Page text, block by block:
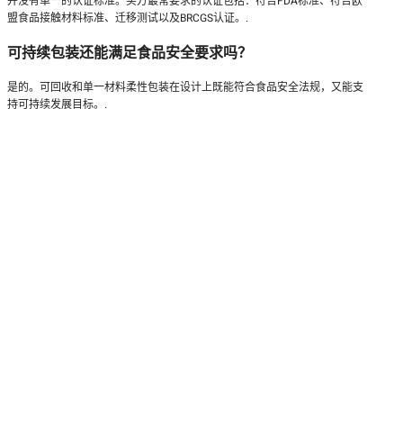
盟食品接触材料标准、迁移测试以及BRCGS认证。.
可持续包装还能满足食品安全要求吗？
是的。可回收和单一材料柔性包装在设计上既能符合食品安全法规，又能支
持可持续发展目标。.